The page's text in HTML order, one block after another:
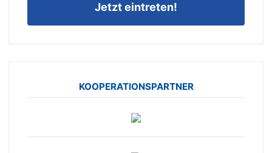
Jetzt eintreten!
KOOPERATIONSPARTNER